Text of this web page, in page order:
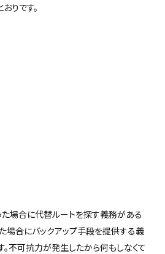
りです。
場合に代替ルートを探す義務がある
場合にバックアップ手段を提供する義
不可抗力が発生したから何もしなくて